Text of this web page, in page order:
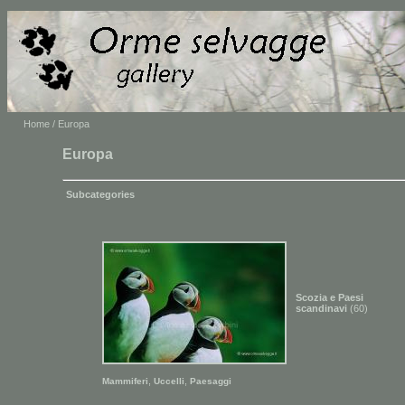
Home / Europa
Europa
Subcategories
Scozia e Paesi
scandinavi (60)
Mammiferi Uccelli Paesaggi